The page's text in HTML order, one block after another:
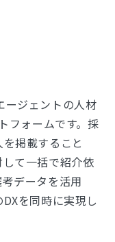
ージェントの人材
フォームです。採
掲載すること
て一括で紹介依
データを活用
を同時に実現し